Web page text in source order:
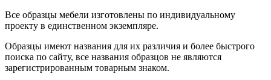
Все образцы мебели изготовлены по индивидуальному
проекту в единственном экземпляре.
Образцы имеют названия для их различия и более быстрого
поиска по сайту, все названия образцов не являются
зарегистрированным товарным знаком.